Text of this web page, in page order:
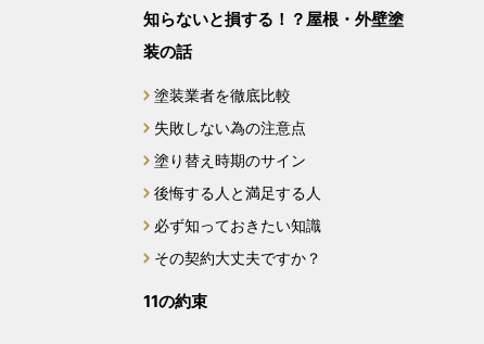
2023年11月
2023年9月
2023年8月
2023年7月
知らないと損する！？屋根・外壁塗
装の話
塗装業者を徹底比較
失敗しない為の注意点
塗り替え時期のサイン
後悔する人と満足する人
必ず知っておきたい知識
その契約大丈夫ですか？
11の約束